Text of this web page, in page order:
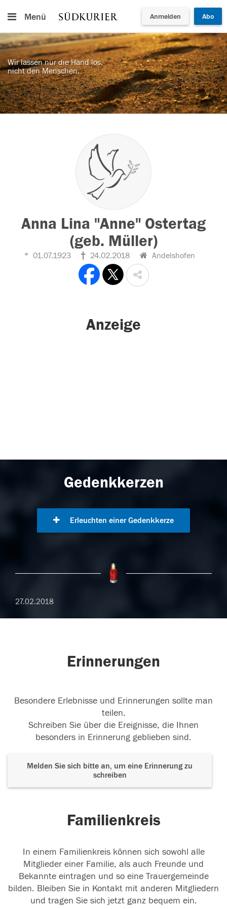
Menü Anmelden Abo
Wir lassen nur die Hand los,
nicht den Menschen.
Anna Lina "Anne" Ostertag
(geb. Müller)
01.07.1923 24.02.2018 Andelshofen
Anzeige
Gedenkkerzen
Erleuchten einer Gedenkkerze
27.02.2018
Erinnerungen
Besondere Erlebnisse und Erinnerungen sollte man
teilen.
Schreiben Sie über die Ereignisse, die Ihnen
besonders in Erinnerung geblieben sind.
Melden Sie sich bitte an, um eine Erinnerung zu
schreiben
Familienkreis
In einem Familienkreis können sich sowohl alle
Mitglieder einer Familie, als auch Freunde und
Bekannte eintragen und so eine Trauergemeinde
bilden. Bleiben Sie in Kontakt mit anderen Mitgliedern
und tragen Sie sich jetzt ganz bequem ein.